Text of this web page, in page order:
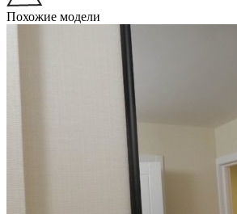
Похожие модели